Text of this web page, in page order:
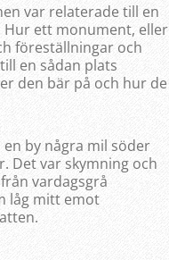
var relaterade till en
ett monument, eller
föreställningar och
en sådan plats
den bär på och hur de
by några mil söder
Det var skymning och
vardagsgrå
låg mitt emot